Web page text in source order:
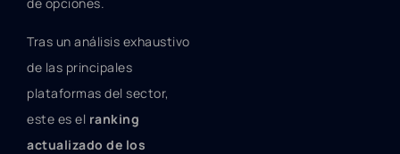
Tras un análisis exhaustivo
de las principales
plataformas del sector,
este es el ranking
actualizado de los